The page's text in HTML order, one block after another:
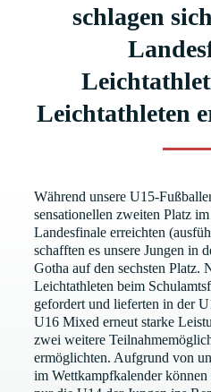
schlagen
Leichtathleten
Während unsere U15-
sensationellen zweiten Platz
Landesfinale erreichten
schafften es unsere Jungen in
Gotha auf den sechsten Platz.
Leichtathleten beim
gefordert und lieferten in der
U16 Mixed erneut starke
zwei weitere
ermöglichten. Aufgrund von
im Wettkampfkalender